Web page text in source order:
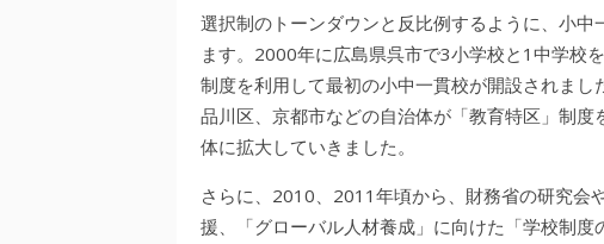
選択制のトーンダウンと反比例するように、小
ます。2000年に広島県呉市で3小学校と1中学校
制度を利用して最初の小中一貫校が開設されま
品川区、京都市などの自治体が「教育特区」制
体に拡大していきました。
さらに、2010、2011年頃から、財務省の研究会
援、「グローバル人材養成」に向けた「学校制